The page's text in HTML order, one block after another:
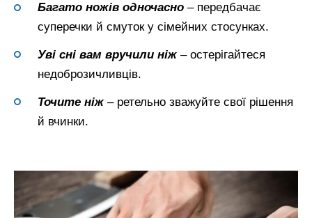
Багато ножів одночасно – передбачає
суперечки й смуток у сімейних стосунках.
Уві сні вам вручили ніж – остерігайтеся
недоброзичливців.
Точите ніж – ретельно зважуйте свої рішення
й вчинки.